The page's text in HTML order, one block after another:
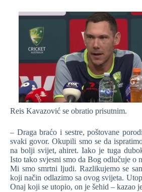
Reis Kavazović se obratio prisutnim.
– Draga braćo i sestre, poštovane
svaki govor. Okupili smo se da
na bolji svijet, ahiret. Iako je tuga
Isto tako svjesni smo da Bog odlučuje o
Mi smo smrtni ljudi. Razlikujemo se
koji način odlazimo sa ovog svijeta.
Onaj koji se utopio, on je šehid – kazao